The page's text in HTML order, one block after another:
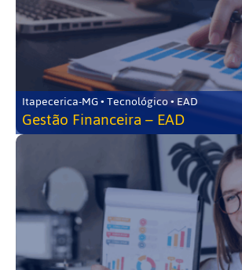
Itapecerica-MG • Tecnológico • EAD
Gestão Financeira – EAD